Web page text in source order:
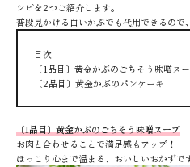
シピを2つご紹介します。
普段見かける白いかぶでも代用できるので
目次
〔1品目〕黄金かぶのごちそう味噌ス
〔2品目〕黄金かぶのパンケーキ
〔1品目〕黄金かぶのごちそう味噌スープ
お肉と合わせることで満足感もアップ！
ほっこり心まで温まる、おいしいおかずで